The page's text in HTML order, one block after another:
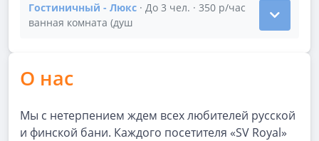
Гостиничный - Люкс · До 3 чел. · 350 р/час
ванная комната (душ
Показать подробности зала Гостиничный - Люкс
О нас
Мы с нетерпением ждем всех любителей русской
и финской бани. Каждого посетителя «SV Royal»